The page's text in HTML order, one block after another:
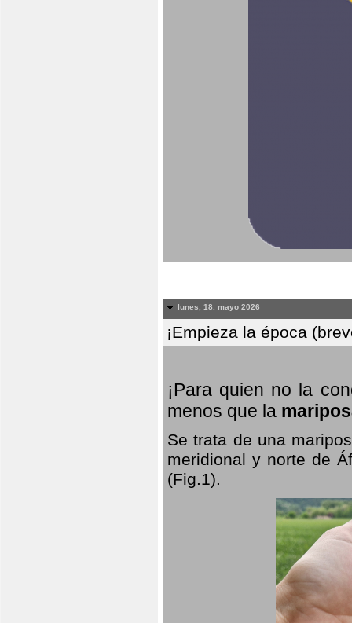
lunes, 18. mayo 2026
¡Empieza la época
¡Para quien no la
menos que la
Se trata de una
meridional y norte de
(Fig.1).